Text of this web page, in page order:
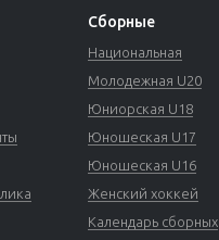
Сборные
Национальная
Молодежная U20
Юниорская U18
Юношеская U17
Юношеская U16
Женский хоккей
Календарь сборных